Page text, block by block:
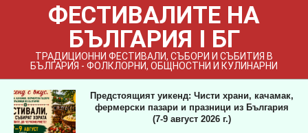
ФЕСТИВАЛИТЕ НА
БЪЛГАРИЯ I БГ
ТРАДИЦИОННИ ФЕСТИВАЛИ, СЪБОРИ И СЪБИТИЯ В
БЪЛГАРИЯ - ФОЛКЛОРНИ, ОБЩНОСТНИ И КУЛИНАРНИ
Предстоящият уикенд: Чисти храни, качамак,
фермерски пазари и празници из България
(7-9 август 2026 г.)